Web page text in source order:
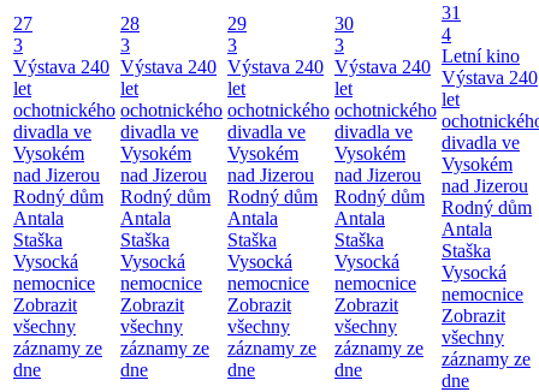
27
3
Výstava 240
let
ochotnického
divadla ve
Vysokém
nad Jizerou
Rodný dům
Antala
Staška
Vysocká
nemocnice
Zobrazit
všechny
záznamy ze
dne
28
3
Výstava 240
let
ochotnického
divadla ve
Vysokém
nad Jizerou
Rodný dům
Antala
Staška
Vysocká
nemocnice
Zobrazit
všechny
záznamy ze
dne
29
3
Výstava 240
let
ochotnického
divadla ve
Vysokém
nad Jizerou
Rodný dům
Antala
Staška
Vysocká
nemocnice
Zobrazit
všechny
záznamy ze
dne
30
3
Výstava 240
let
ochotnického
divadla ve
Vysokém
nad Jizerou
Rodný dům
Antala
Staška
Vysocká
nemocnice
Zobrazit
všechny
záznamy ze
dne
31
4
Letní kino
Výstava 240
let
divadla ve
Vysokém
nad Jizerou
Rodný dům
Antala
Staška
Vysocká
nemocnice
Zobrazit
všechny
záznamy ze
dne